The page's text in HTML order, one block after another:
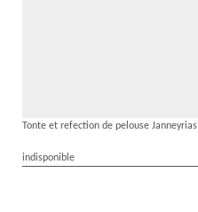
Tonte et refection de pelouse Janneyrias
indisponible